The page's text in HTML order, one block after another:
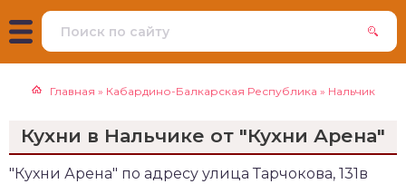
Главная » Кабардино-Балкарская Республика » Нальчик
Кухни в Нальчике от "Кухни Арена"
"Кухни Арена" по адресу улица Тарчокова, 131в